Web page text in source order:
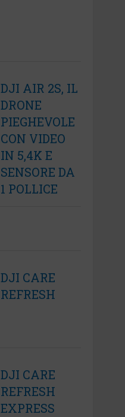
DJI AIR 2S, IL
DRONE
PIEGHEVOLE
CON VIDEO
IN 5,4K E
SENSORE DA
1 POLLICE
DJI CARE
REFRESH
DJI CARE
REFRESH
EXPRESS